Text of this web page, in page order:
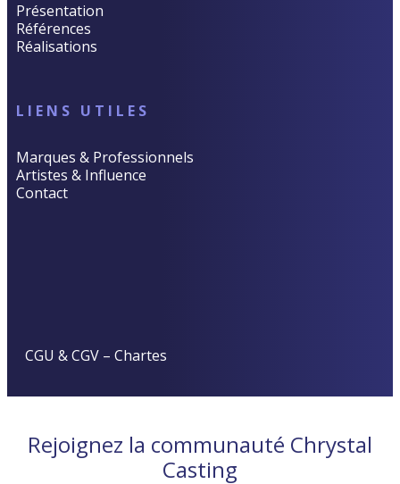
Présentation
Références
Réalisations
LIENS UTILES
Marques & Professionnels
Artistes & Influence
Contact
CGU & CGV – Chartes
Rejoignez la communauté Chrystal
Casting